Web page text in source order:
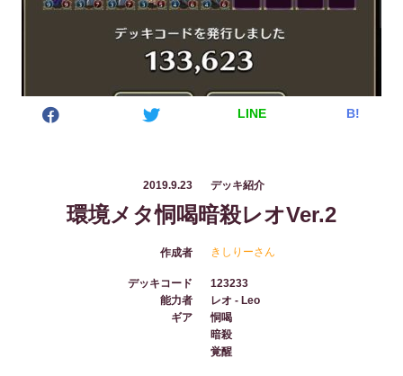
LINE B!
2019.9.23 デッキ紹介
環境メタ恫喝暗殺レオVer.2
作成者 きしりーさん
デッキコード
123233
能力者
レオ - Leo
ギア
恫喝
暗殺
覚醒